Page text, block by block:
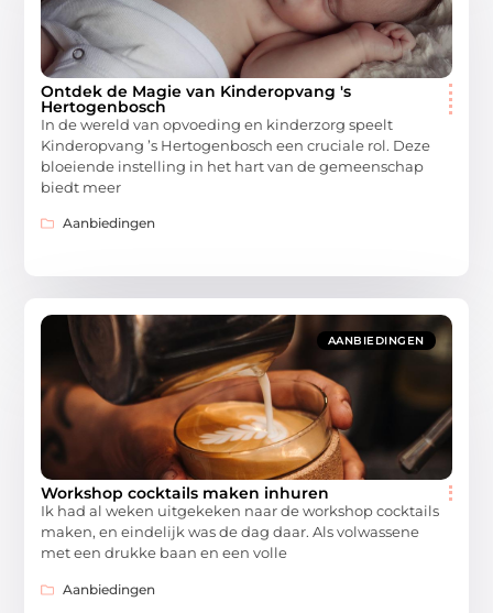
Ontdek de Magie van Kinderopvang 's
Hertogenbosch
In de wereld van opvoeding en kinderzorg speelt
Kinderopvang ’s Hertogenbosch een cruciale rol. Deze
bloeiende instelling in het hart van de gemeenschap
biedt meer
Aanbiedingen
AANBIEDINGEN
Workshop cocktails maken inhuren
Ik had al weken uitgekeken naar de workshop cocktails
maken, en eindelijk was de dag daar. Als volwassene
met een drukke baan en een volle
Aanbiedingen